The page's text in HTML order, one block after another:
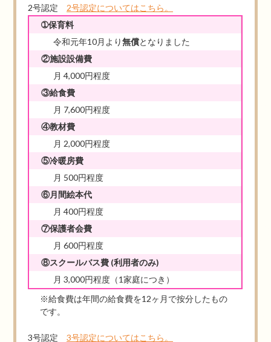
2号認定 2号認定についてはこちら。
➀保育料
令和元年10月より無償となりました
②施設設備費
月 4,000円程度
③給食費
月 7,600円程度
④教材費
月 2,000円程度
⑤冷暖房費
月 500円程度
⑥月間絵本代
月 400円程度
⑦保護者会費
月 600円程度
⑧スクールバス費 (利用者のみ)
月 3,000円程度（1家庭につき）
※給食費は年間の給食費を12ヶ月で按分したもの
です。
3号認定3号認定についてはこちら。